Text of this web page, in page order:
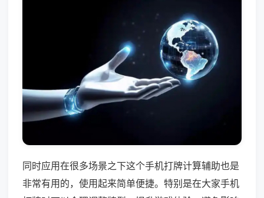
同时应用在很多场景之下这个手机打牌计算辅助也是
非常有用的，使用起来简单便捷。特别是在大家手机